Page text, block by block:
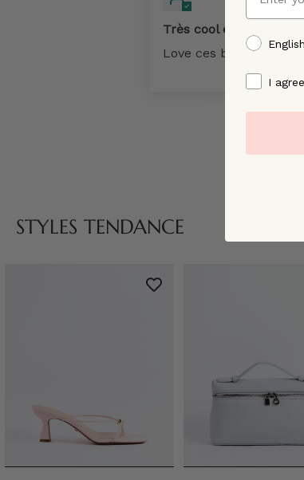
Très cool et confortable
Love ces bottes !
STYLES TENDANCE
preffered
English
By signing
I